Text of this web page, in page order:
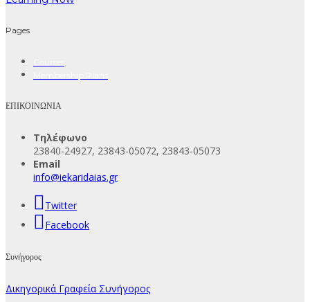
Pages
ΕΠΙΚΟΙΝΩΝΙΑ
Τηλέφωνο
23840-24927, 23843-05072, 23843-05073
Email
info@iekaridaias.gr
Twitter
Facebook
Συνήγορος
Δικηγορικά Γραφεία Συνήγορος